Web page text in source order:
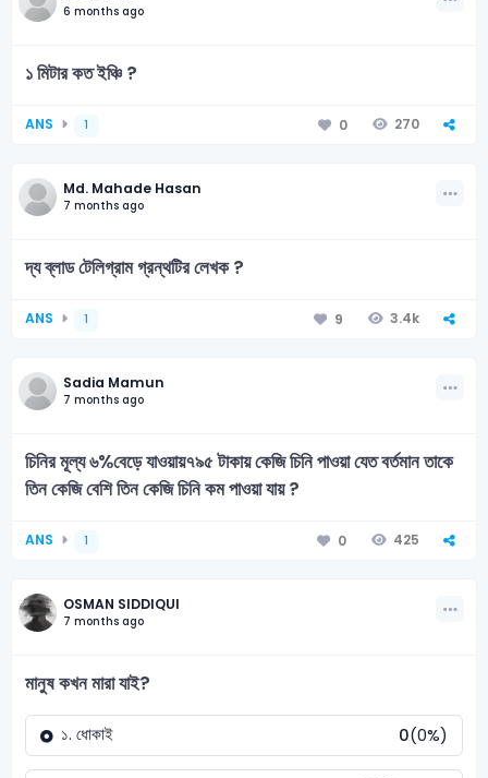
6 months ago
১ মিটার কত ইঞ্চি ?
ANS 1 0 270
Md. Mahade Hasan
7 months ago
দ্য ব্লাড টেলিগ্রাম গ্রন্থটির লেখক ?
ANS 1 9 3.4k
Sadia Mamun
7 months ago
চিনির মূল্য ৬%বেড়ে যাওয়ায়৭৯৫ টাকায় কেজি চিনি পাওয়া যেত বর্তমান তাকে
তিন কেজি বেশি তিন কেজি চিনি কম পাওয়া যায় ?
ANS 1 0 425
OSMAN SIDDIQUI
7 months ago
মানুষ কখন মারা যাই?
১. ধোকাই 0(0%)